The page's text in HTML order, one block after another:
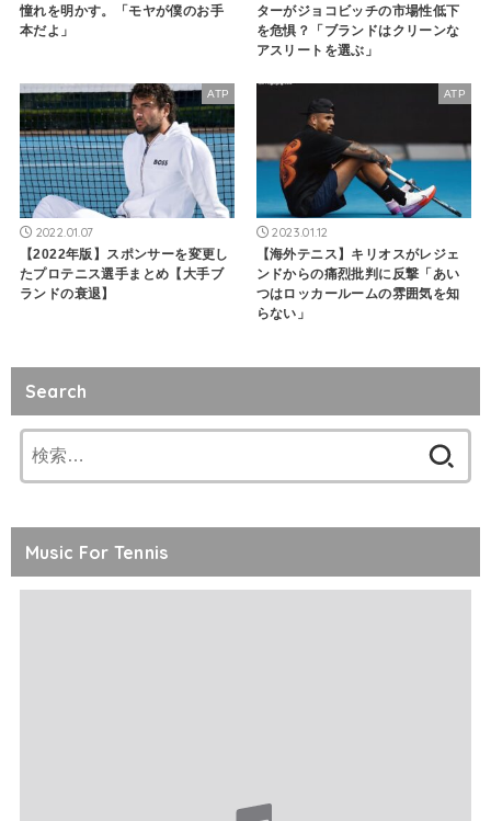
憧れを明かす。「モヤが僕のお手
本だよ」
ターがジョコビッチの市場性低下
を危惧？「ブランドはクリーンな
アスリートを選ぶ」
ATP
2022.01.07
【2022年版】スポンサーを変更し
たプロテニス選手まとめ【大手ブ
ランドの衰退】
ATP
2023.01.12
【海外テニス】キリオスがレジェ
ンドからの痛烈批判に反撃「あい
つはロッカールームの雰囲気を知
らない」
Search
索:
Music For Tennis